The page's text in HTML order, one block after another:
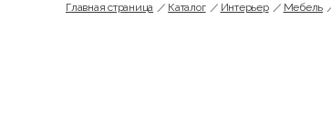
Главная страница Каталог Интерьер Мебель